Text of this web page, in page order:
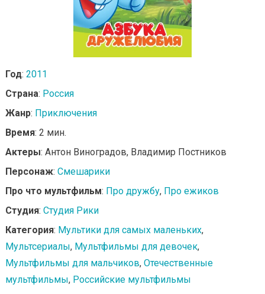
Год: 2011
Страна: Россия
Жанр: Приключения
Время: 2 мин.
Актеры: Антон Виноградов, Владимир Постников
Персонаж: Смешарики
Про что мультфильм: Про дружбу, Про ежиков
Студия: Студия Рики
Категория: Мультики для самых маленьких,
Мультсериалы, Мультфильмы для девочек,
Мультфильмы для мальчиков, Отечественные
мультфильмы, Российские мультфильмы